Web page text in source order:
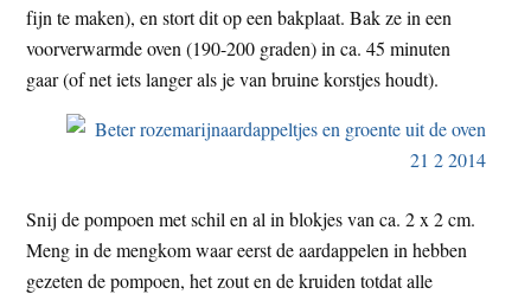
fijn te maken), en stort dit op een bakplaat. Bak ze in een
voorverwarmde oven (190-200 graden) in ca. 45 minuten
gaar (of net iets langer als je van bruine korstjes houdt).
Snij de pompoen met schil en al in blokjes van ca. 2 x 2 cm.
Meng in de mengkom waar eerst de aardappelen in hebben
gezeten de pompoen, het zout en de kruiden totdat alle